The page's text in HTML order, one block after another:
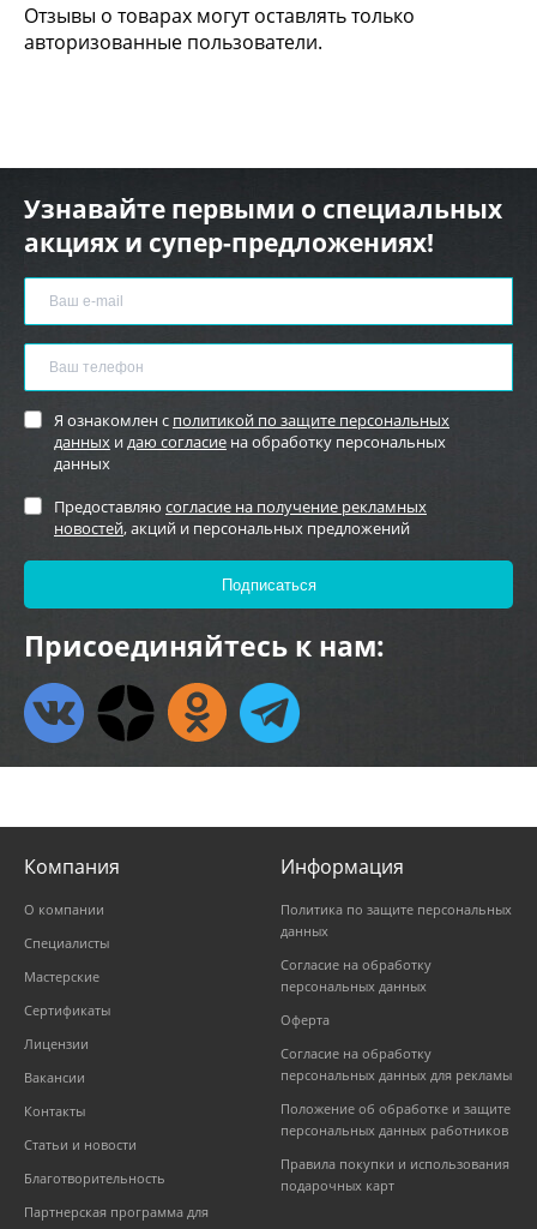
Отзывы о товарах могут оставлять только
авторизованные пользователи.
Узнавайте первыми о специальных
акциях и супер-предложениях!
Я ознакомлен с политикой по защите персональных
данных и даю согласие на обработку персональных
данных
Предоставляю согласие на получение рекламных
новостей, акций и персональных предложений
Присоединяйтесь к нам:
Компания
О компании
Специалисты
Мастерские
Сертификаты
Лицензии
Вакансии
Контакты
Статьи и новости
Благотворительность
Партнерская программа для
Информация
Политика по защите персональных
данных
Согласие на обработку
персональных данных
Оферта
Согласие на обработку
персональных данных для рекламы
Положение об обработке и защите
персональных данных работников
Правила покупки и использования
подарочных карт